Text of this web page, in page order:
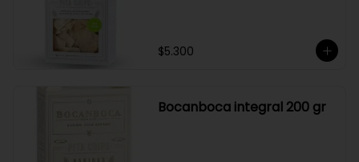
$5.300
Bocanboca integral 200 gr